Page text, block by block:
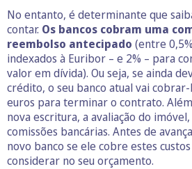
No entanto, é determinante que
contar. Os bancos cobram uma
reembolso antecipado (entre
indexados à Euribor – e 2% – para
valor em dívida). Ou seja, se ainda
crédito, o seu banco atual vai
euros para terminar o contrato.
nova escritura, a avaliação do
comissões bancárias. Antes de
novo banco se ele cobre estes
considerar no seu orçamento.